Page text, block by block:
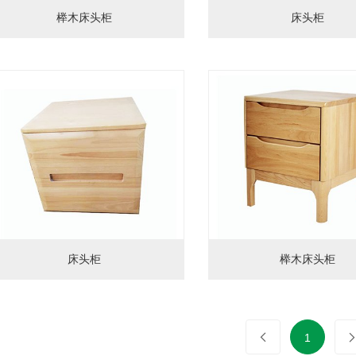
榉木床头柜 床头柜
床头柜 榉木床头柜
1